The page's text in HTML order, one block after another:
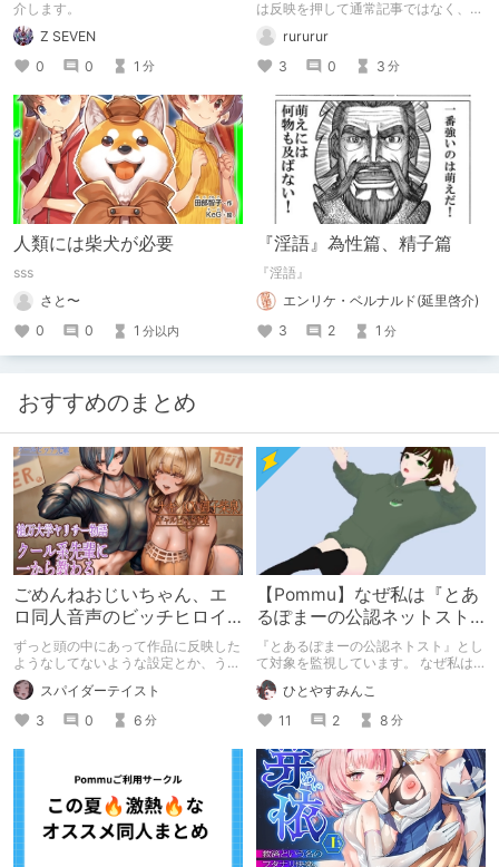
介します。
Z SEVEN
0
0 1 分
は反映を押して通常記事ではなく、ク
リエイター記事として出してみようか
なと。rururur
3
0 3 分
人類には柴犬が必要
sss
さと〜
0
0 1 分以内
『淫語』為性篇、精子篇
『淫語』
エンリケ・ベルナルド(延里啓介)
3
2 1 分
おすすめのまとめ
ごめんねおじいちゃん、エ
ロ同人音声のビッチヒロイ
ンに名前使って～過去作品
コンセプトを思い出そう～
ずっと頭の中にあって作品に反映した
ようなしてないような設定とか、うち
のヒロイン達の名づけの法則とかを頭
の中の映●研の金●さんに「そこにあ
っちゃいけねえんだよ」といわれたの
でとりあえず垂れ流します。
スパイダーテイスト
3
0 6 分
【Pommu】なぜ私は『とあ
るぽまーの公認ネットスト
ーカー』になったのか【出
会い編】
『とあるぽまーの公認ネトスト』とし
て対象を監視しています。 なぜ私は
このような行動をとるに至ったのか。
これまでのあゆみを振り返ります。
ひとやすみんこ
11
2 8 分